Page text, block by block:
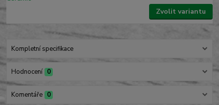
Zvolit variantu
Kompletní specifikace
Hodnocení 0
Komentáře 0